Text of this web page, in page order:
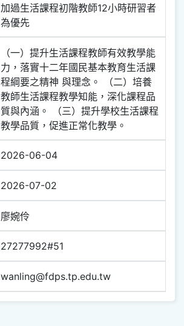
加過生活課程初階教師12小時研習者
為優先
（一）提升生活課程教師有效教學能
力，落實十二年國民基本教育生活課
程綱要之精神 與理念。 （二）培養
教師生活課程教學知能，深化課程品
質與內涵。 （三）提升學校生活課程
教學品質，促進正常化教學。
2026-06-04
2026-07-02
廖婉伶
27277992#51
wanling@fdps.tp.edu.tw